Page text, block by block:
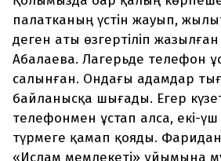
палатканың үстін жауып,
деген аты өзгертіліп
Абалаева. Лагерьде телефон
салынған. Ондағы адамдар
байланысқа шығады. Егер
телефонмен ұстап алса, екі-үш
түрмеге қамап қояды.
«Ислам мемлекеті» ұйымына